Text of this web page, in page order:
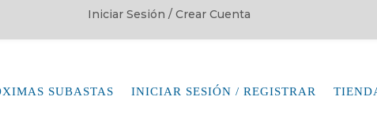
Iniciar Sesión / Crear Cuenta
SUBASTAS INICIAR SESIÓN / REGISTRAR